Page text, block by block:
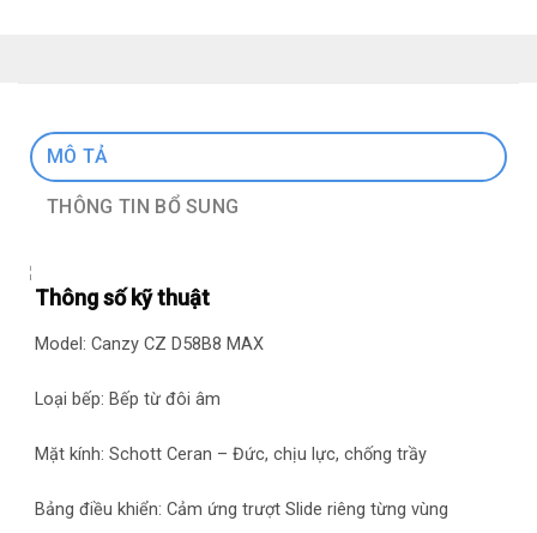
MÔ TẢ
THÔNG TIN BỔ SUNG
Thông số kỹ thuật
Model: Canzy CZ D58B8 MAX
Loại bếp: Bếp từ đôi âm
Mặt kính: Schott Ceran – Đức, chịu lực, chống trầy
Bảng điều khiển: Cảm ứng trượt Slide riêng từng vùng